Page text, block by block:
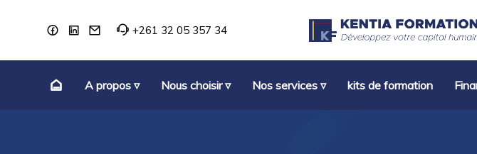
+261 32 05 357 34
A propos ▿ Nous choisir ▿ Nos services ▿ kits de formation